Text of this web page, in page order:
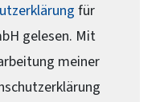
für
gelesen. Mit
meiner